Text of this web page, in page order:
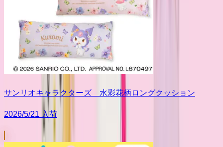
サンリオキャラクターズ 水彩花柄ロングクッション
2026/5/21 入荷